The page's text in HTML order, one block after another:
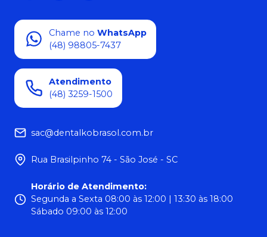
Chame no WhatsApp
(48) 98805-7437
Atendimento
(48) 3259-1500
sac@dentalkobrasol.com.br
Rua Brasilpinho 74 - São José - SC
Horário de Atendimento:
Segunda a Sexta 08:00 às 12:00 | 13:30 às 18:00
Sábado 09:00 às 12:00